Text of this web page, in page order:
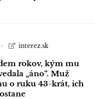
interez.sk
rokov, kým mu
„áno“. Muž
o ruku 43-krát, ich